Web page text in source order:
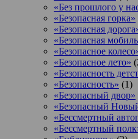
«Без прошлого у
«Безопасная горка»
«Безопасная
«Безопасная
«Безопасное
«Безопасное лето»
«Безопасность
«Безопасность» (1)
«Безопасный двор»
«Безопасный
«Бессмертный
«Бессмертный